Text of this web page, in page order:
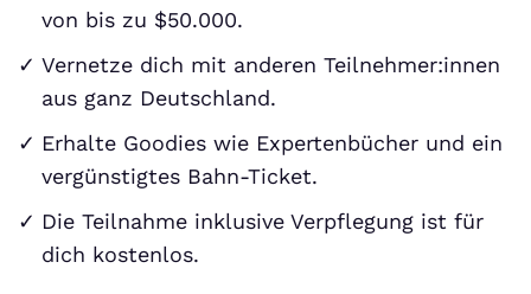
von bis zu $50.000.
Vernetze dich mit anderen Teilnehmer:innen
aus ganz Deutschland.
Erhalte Goodies wie Expertenbücher und ein
vergünstigtes Bahn-Ticket.
Die Teilnahme inklusive Verpflegung ist für
dich kostenlos.